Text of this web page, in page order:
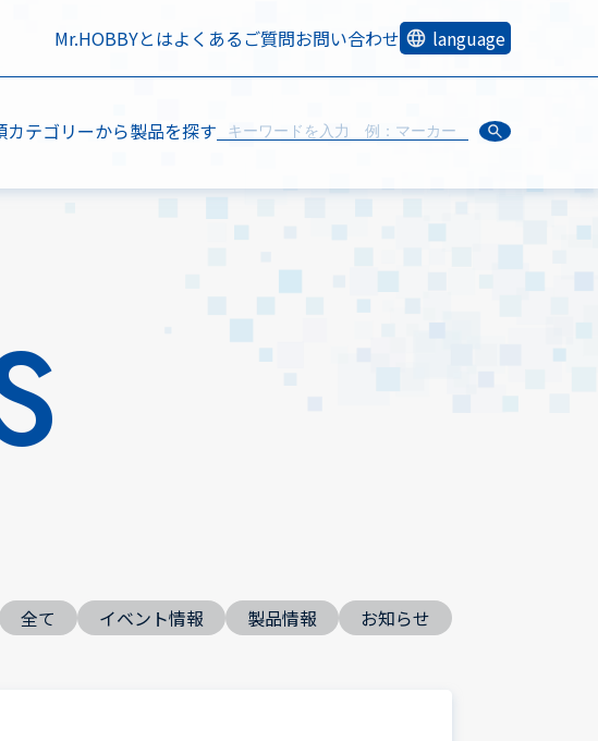
Mr.HOBBYとはよくあるご質問お問い合わせ language
カテゴリーから製品を探す
全て イベント情報 製品情報 お知らせ